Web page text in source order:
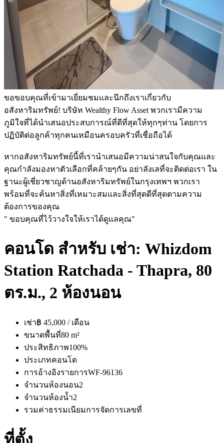
ขอขอบคุณที่เข้ามาเยี่ยมชมและนึกถึงเราเกี่ยวกับ
อสังหาริมทรัพย์! บริษัท Wealthy Flow Asset พวกเรามีความ
ภูมิใจที่ได้นำเสนอประสบการณ์ที่ดีที่สุดให้ทุกๆท่าน โดยการ
ปฏิบัติต่อลูกค้าทุกคนเหมือนครอบครัวที่เชื่อถือได้
หากอสังหาริมทรัพย์นี้ที่เรานำเสนอมีความน่าสนใจกับคุณและ
คุณกำลังมองหาตัวเลือกที่คล้ายๆกัน อย่าลังเลที่จะติดต่อเรา ใน
ฐานะผู้เชี่ยวชาญด้านอสังหาริมทรัพย์ในกรุงเทพฯ พวกเรา
พร้อมที่จะค้นหาสิ่งที่เหมาะสมและสิ่งที่สุดดีที่สุดตามความ
ต้องการของคุณ
" ขอบคุณที่ไว้วางใจให้เราได้ดูแลคุณ"
คอนโด สำหรับ เช่า: Whizdom
Station Ratchada - Thapra, 80
ตร.ม., 2 ห้องนอน
เช่า฿ 45,000 / เดือน
ขนาดพื้นที่80 m²
ประสิทธิภาพ100%
ประเภทคอนโด
การอ้างอิงรายการWF-96136
จำนวนห้องนอน2
จำนวนห้องน้ำ2
รวมค่าธรรมเนียมการจัดการเลขที่